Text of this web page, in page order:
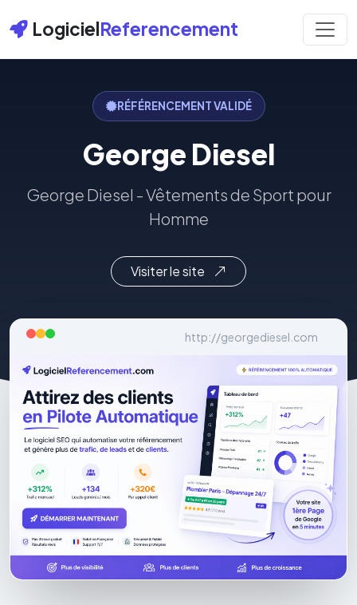
LogicielReferencement
RÉFÉRENCEMENT VALIDÉ
George Diesel
George Diesel - Vêtements de Sport pour
Homme
Visiter le site
http://georgediesel.com